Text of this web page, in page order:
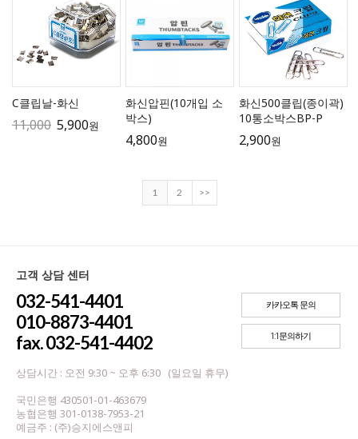
C클립날-화신
11,000 5,900원
화신압핀(10개입 소
박스)
4,800원
화신500클립(종이곽)
10통소박스BP-P
2,900원
1 2 >>
고객 상담 센터
032-541-4401
010-8873-4401
fax. 032-541-4402
상담시간 : 오전 9:30 ~ 오후 6:30 (일요일 휴무)
국민은행 430501-01-463679
농협은행 301-0138-7953-21
예금주 : (주)승지에스앤피
카카오톡 문의
1:1문의하기